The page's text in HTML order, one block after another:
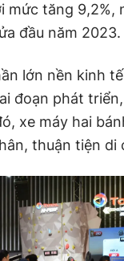
tăng 9,2%,
đầu năm 2023.
lớn nền kinh
đoạn phát
xe máy hai
thuận tiện di